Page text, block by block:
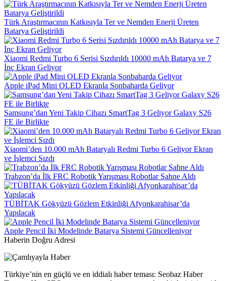
Türk Araştırmacının Katkısıyla Ter ve Nemden Enerji Üreten
Batarya Geliştirildi
Xiaomi Redmi Turbo 6 Serisi Sızdırıldı 10000 mAh Batarya ve 7
İnç Ekran Geliyor
Apple iPad Mini OLED Ekranla Sonbaharda Geliyor
Samsung’dan Yeni Takip Cihazı SmartTag 3 Geliyor Galaxy S26
FE ile Birlikte
Xiaomi’den 10.000 mAh Bataryalı Redmi Turbo 6 Geliyor Ekran
ve İşlemci Sızdı
Trabzon’da İlk FRC Robotik Yarışması Robotlar Sahne Aldı
TÜBİTAK Gökyüzü Gözlem Etkinliği Afyonkarahisar’da
Yapılacak
Apple Pencil İki Modelinde Batarya Sistemi Güncelleniyor
Haberin Doğru Adresi
Türkiye’nin en güçlü ve en iddialı haber teması: Seobaz Haber